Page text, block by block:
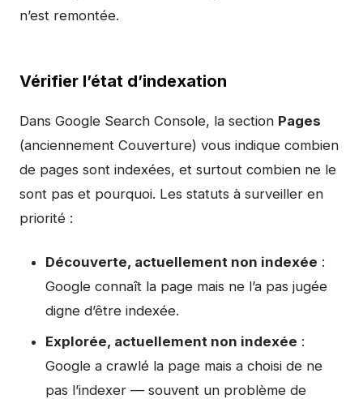
n’est remontée.
Vérifier l’état d’indexation
Dans Google Search Console, la section Pages
(anciennement Couverture) vous indique combien
de pages sont indexées, et surtout combien ne le
sont pas et pourquoi. Les statuts à surveiller en
priorité :
Découverte, actuellement non indexée :
Google connaît la page mais ne l’a pas jugée
digne d’être indexée.
Explorée, actuellement non indexée :
Google a crawlé la page mais a choisi de ne
pas l’indexer — souvent un problème de